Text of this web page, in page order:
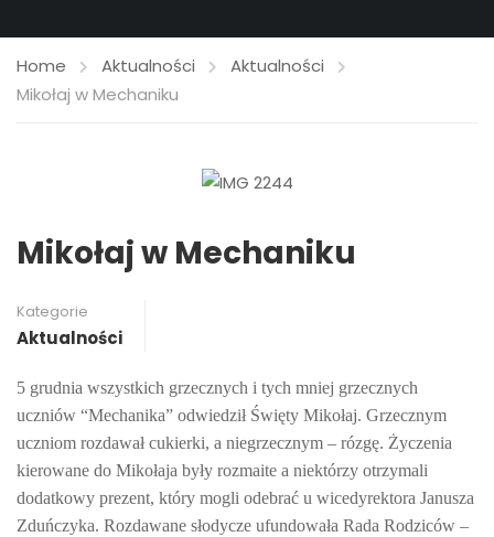
Home Aktualności
Aktualności
Mikołaj w Mechaniku
Mikołaj w Mechaniku
Kategorie
Aktualności
5 grudnia wszystkich grzecznych i tych mniej grzecznych
uczniów “Mechanika” odwiedził Święty Mikołaj. Grzecznym
uczniom rozdawał cukierki, a niegrzecznym – rózgę. Życzenia
kierowane do Mikołaja były rozmaite a niektórzy otrzymali
dodatkowy prezent, który mogli odebrać u wicedyrektora Janusza
Zduńczyka. Rozdawane słodycze ufundowała Rada Rodziców –